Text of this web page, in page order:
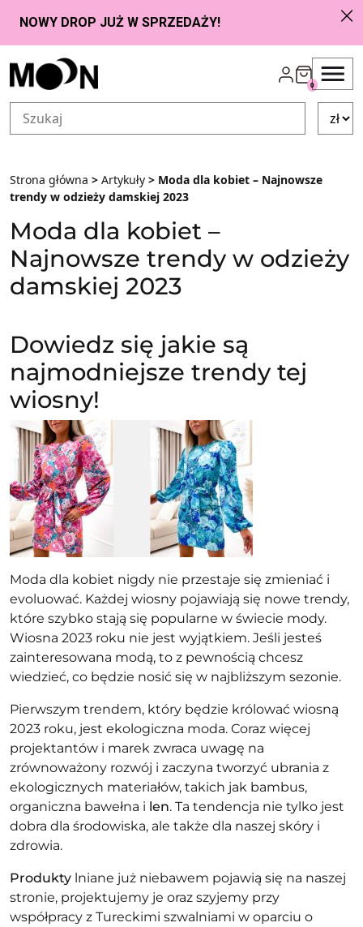
Przejdź do zawartości
0
Strona główna > Artykuły > Moda dla kobiet – Najnowsze
trendy w odzieży damskiej 2023
Moda dla kobiet –
Najnowsze trendy w odzieży
damskiej 2023
Dowiedz się jakie są
najmodniejsze trendy tej
wiosny!
Moda dla kobiet nigdy nie przestaje się zmieniać i
evoluować. Każdej wiosny pojawiają się nowe trendy,
które szybko stają się popularne w świecie mody.
Wiosna 2023 roku nie jest wyjątkiem. Jeśli jesteś
zainteresowana modą, to z pewnością chcesz
wiedzieć, co będzie nosić się w najbliższym sezonie.
Pierwszym trendem, który będzie królować wiosną
2023 roku, jest ekologiczna moda. Coraz więcej
projektantów i marek zwraca uwagę na
zrównoważony rozwój i zaczyna tworzyć ubrania z
ekologicznych materiałów, takich jak bambus,
organiczna bawełna i len. Ta tendencja nie tylko jest
dobra dla środowiska, ale także dla naszej skóry i
zdrowia.
Produkty lniane już niebawem pojawią się na naszej
stronie, projektujemy je oraz szyjemy przy
współpracy z Tureckimi szwalniami w oparciu o